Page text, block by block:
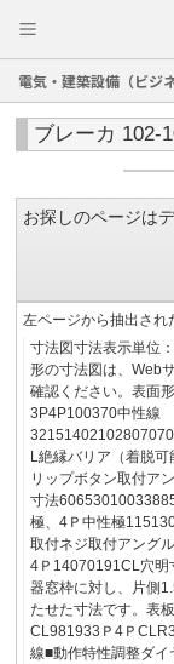
電気・建築設備（ビジネ
ブレーカ 102-
お探しのページは
左ページから抽出され
寸法図寸法表示単位
形の寸法図は、Web
確認ください。表面
3P4P100370中性線
L絶縁バリア（着脱可
リップボタン取付ア
寸法
極、4Ｐ中性極
取付ネジ取付アング
4Ｐ14070191CL穴明
器窓枠に対し、片側
たせた寸法です。表
CL981933Ｐ4Ｐ
線■動作特性調整ダイ